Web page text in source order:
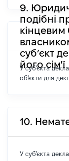
9.
подібні
кінцевим
суб’єкт
його сім'ї
У суб'єкта
об'єкти для
10.
У суб'єкта